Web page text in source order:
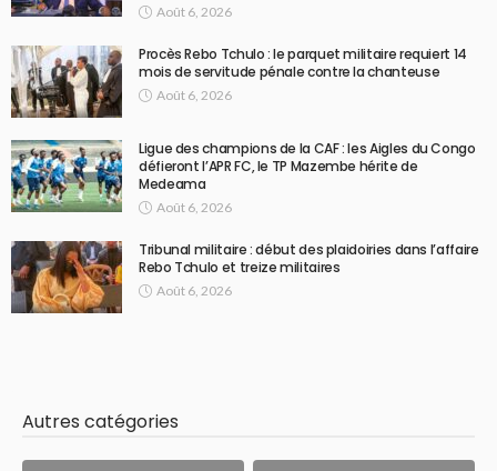
Août 6, 2026
Procès Rebo Tchulo : le parquet militaire requiert 14
mois de servitude pénale contre la chanteuse
Août 6, 2026
Ligue des champions de la CAF : les Aigles du Congo
défieront l’APR FC, le TP Mazembe hérite de
Medeama
Août 6, 2026
Tribunal militaire : début des plaidoiries dans l’affaire
Rebo Tchulo et treize militaires
Août 6, 2026
Autres catégories